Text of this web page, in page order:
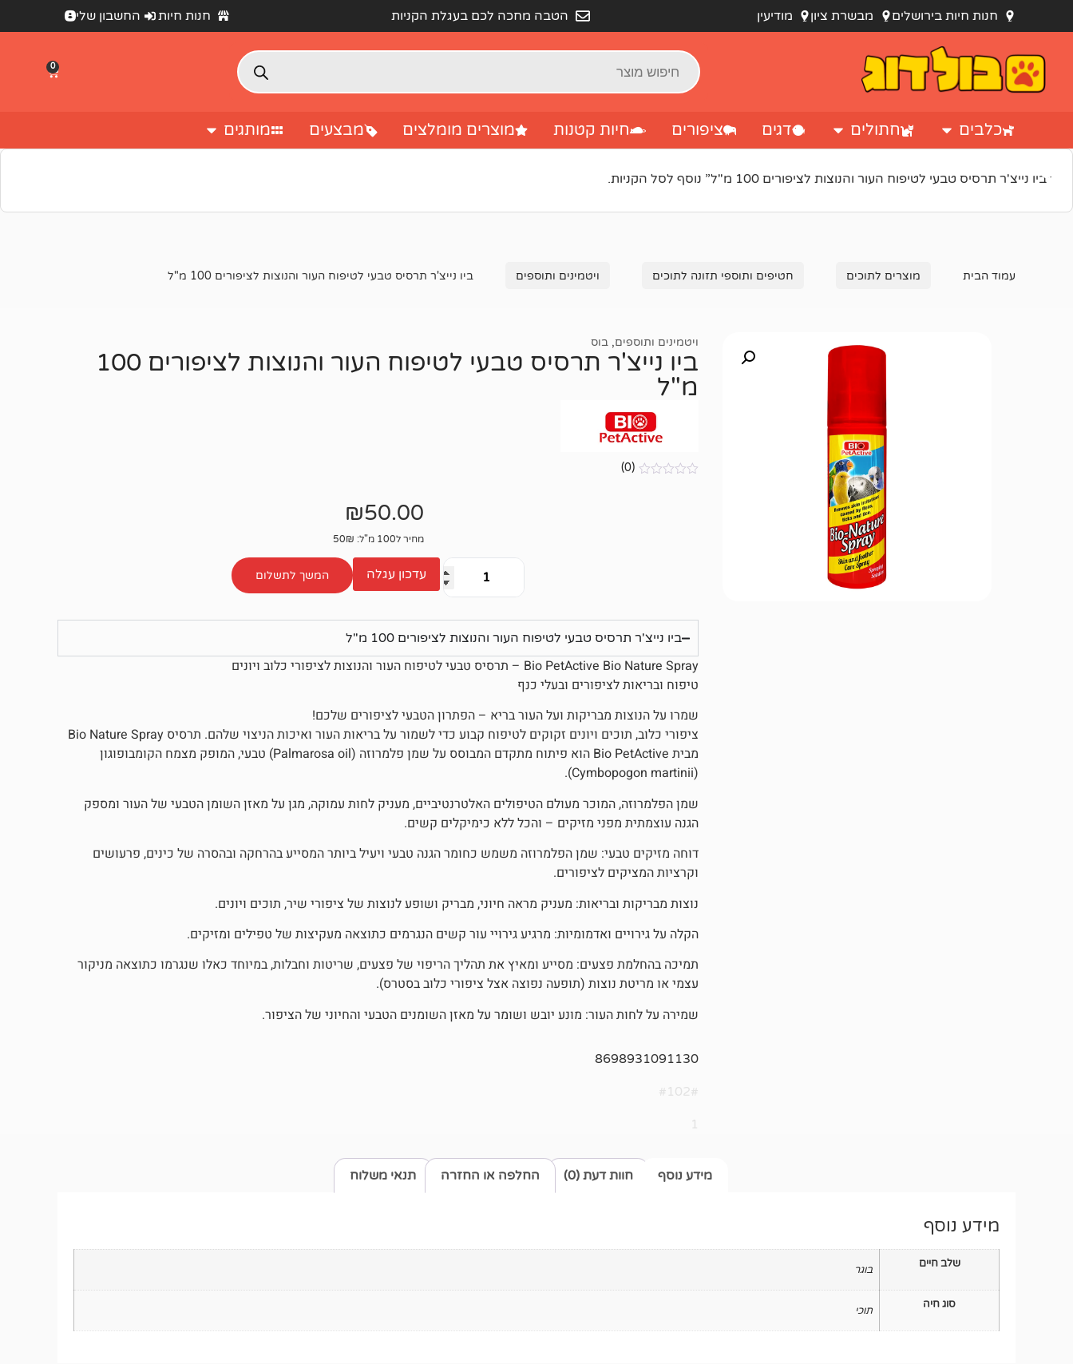
חנות חיות בירושלים מבשרת ציון מודיעין הטבה מחכה לכם בעגלת הקניות חנות חיות החשבון שלי
0
כלבים חתולים דגים ציפורים חיות קטנות מוצרים מומלצים מבצעים מותגים
“ביו נייצ'ר תרסיס טבעי לטיפוח העור והנוצות לציפורים 100 מ"ל” נוסף לסל הקניות.
עמוד הבית מוצרים לתוכים חטיפים ותוספי תזונה לתוכים ויטמינים ותוספים ביו נייצ'ר תרסיס טבעי לטיפוח העור והנוצות לציפורים 100 מ"ל
ויטמינים ותוספים, בוס
ביו נייצ'ר תרסיס טבעי לטיפוח העור והנוצות לציפורים 100
מ"ל
(0)
₪50.00
מחיר ל100 מ"ל: 50₪
עדכון עגלה המשך לתשלום
ביו נייצ'ר תרסיס טבעי לטיפוח העור והנוצות לציפורים 100 מ"ל
Bio PetActive Bio Nature Spray – תרסיס טבעי לטיפוח העור והנוצות לציפורי כלוב ויונים
טיפוח ובריאות לציפורים ובעלי כנף
שמרו על הנוצות מבריקות ועל העור בריא – הפתרון הטבעי לציפורים שלכם!
ציפורי כלוב, תוכים ויונים זקוקים לטיפוח קבוע כדי לשמור על בריאות העור ואיכות הניצוי שלהם. תרסיס Bio Nature Spray
מבית Bio PetActive הוא פיתוח מתקדם המבוסס על שמן פלמרוזה (Palmarosa oil) טבעי, המופק מצמח הקומבופוגון
(Cymbopogon martinii).
שמן הפלמרוזה, המוכר מעולם הטיפולים האלטרנטיביים, מעניק לחות עמוקה, מגן על מאזן השומן הטבעי של העור ומספק
הגנה עוצמתית מפני מזיקים – והכל ללא כימיקלים קשים.
דוחה מזיקים טבעי: שמן הפלמרוזה משמש כחומר הגנה טבעי ויעיל ביותר המסייע בהרחקה ובהסרה של כינים, פרעושים
וקרציות המציקים לציפורים.
נוצות מבריקות ובריאות: מעניק מראה חיוני, מבריק ושופע לנוצות של ציפורי שיר, תוכים ויונים.
הקלה על גירויים ואדמומיות: מרגיע גירויי עור קשים הנגרמים כתוצאה מעקיצות של טפילים ומזיקים.
תמיכה בהחלמת פצעים: מסייע ומאיץ את תהליך הריפוי של פצעים, שריטות וחבלות, במיוחד כאלו שנגרמו כתוצאה מניקור
עצמי או מריטת נוצות (תופעה נפוצה אצל ציפורי כלוב בסטרס).
שמירה על לחות העור: מונע יובש ושומר על מאזן השומנים הטבעי והחיוני של הציפור.
8698931091130
#102#
1
מידע נוסף תנאי משלוח חוות דעת (0) החלפה או החזרה
מידע נוסף
שלב חיים בוגר
סוג חיה תוכי